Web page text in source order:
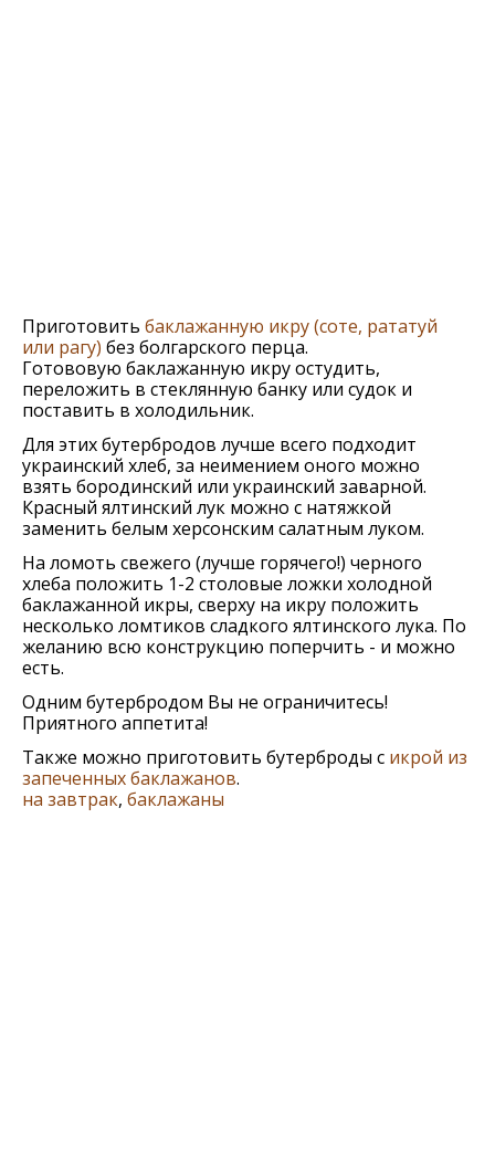
Приготовить баклажанную икру (соте, рататуй
или рагу) без болгарского перца.
Готововую баклажанную икру остудить,
переложить в стеклянную банку или судок и
поставить в холодильник.
Для этих бутербродов лучше всего подходит
украинский хлеб, за неимением оного можно
взять бородинский или украинский заварной.
Красный ялтинский лук можно с натяжкой
заменить белым херсонским салатным луком.
На ломоть свежего (лучше горячего!) черного
хлеба положить 1-2 столовые ложки холодной
баклажанной икры, сверху на икру положить
несколько ломтиков сладкого ялтинского лука. По
желанию всю конструкцию поперчить - и можно
есть.
Одним бутербродом Вы не ограничитесь!
Приятного аппетита!
Также можно приготовить бутерброды с икрой из
запеченных баклажанов.
на завтрак, баклажаны